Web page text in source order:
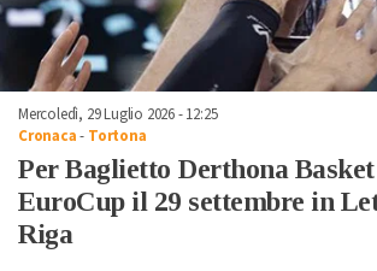
Mercoledì, 29 Luglio 2026 - 12:25
Cronaca- Tortona
Per Baglietto Derthona
EuroCup il 29 settembre in
Riga